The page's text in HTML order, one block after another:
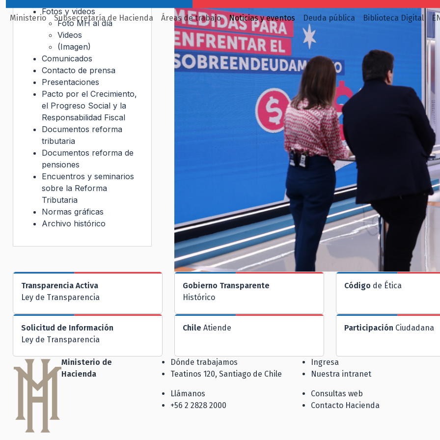
Ministerio Subsecretaría de Hacienda Áreas de trabajo Noticias y eventos Deuda pública Biblioteca Digital
Fotos y videos
Foto MH al día
Videos
(Imagen)
Comunicados
Contacto de prensa
Presentaciones
Pacto por el Crecimiento,
el Progreso Social y la
Responsabilidad Fiscal
Documentos reforma
tributaria
Documentos reforma de
pensiones
Encuentros y seminarios
sobre la Reforma
Tributaria
Normas gráficas
Archivo histórico
Transparencia Activa
Ley de Transparencia
Gobierno Transparente
Histórico
Código de Ética
Solicitud de Información
Ley de Transparencia
Chile Atiende Participación Ciudadana
Ministerio de
Hacienda
Dónde trabajamos
Teatinos 120, Santiago de Chile
Llámanos
+56 2 2828 2000
Ingresa
Nuestra intranet
Consultas web
Contacto Hacienda